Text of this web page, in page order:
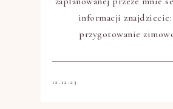
informacji
przygotowanie
12.12.23